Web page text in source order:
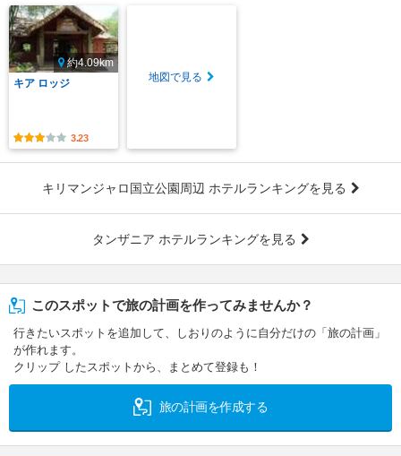
約4.09km
キア ロッジ
3.23
地図で見る
キリマンジャロ国立公園周辺 ホテルランキングを見る
タンザニア ホテルランキングを見る
このスポットで旅の計画を作ってみませんか？
行きたいスポットを追加して、しおりのように自分だけの「旅の計画」
が作れます。
クリップ したスポットから、まとめて登録も！
旅の計画を作成する